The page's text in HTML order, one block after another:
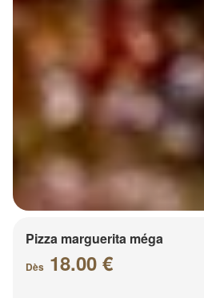
Pizza marguerita méga
Dès 18.00 €